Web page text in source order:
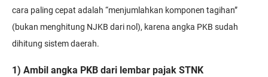
cara paling cepat adalah “menjumlahkan komponen tagihan”
(bukan menghitung NJKB dari nol), karena angka PKB sudah
dihitung sistem daerah.
1) Ambil angka PKB dari lembar pajak STNK